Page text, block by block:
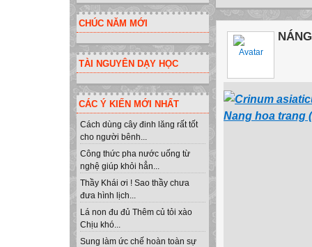
CHÚC NĂM MỚI
TÀI NGUYÊN DẠY HỌC
CÁC Ý KIẾN MỚI NHẤT
Cách dùng cây đinh lăng rất tốt
cho người bênh...
Công thức pha nước uống từ
nghệ giúp khỏi hẳn...
Thầy Khái ơi ! Sao thầy chưa
đưa hình lịch...
Lá non đu đủ Thêm củ tỏi xào
Chịu khó...
Sung làm ức chế hoàn toàn sự